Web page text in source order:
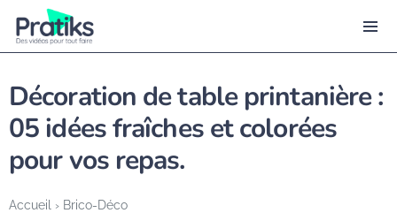
Accueil › Brico-Déco
Décoration de table printanière :
05 idées fraîches et colorées
pour vos repas.